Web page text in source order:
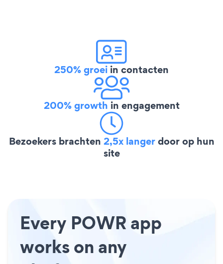
250% groei in contacten
200% growth in engagement
Bezoekers brachten 2,5x langerdoor op hun
site
Every POWR app
works on any